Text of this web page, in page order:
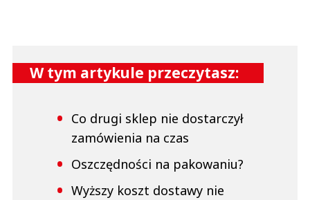
W tym artykule przeczytasz:
Co drugi sklep nie dostarczył
zamówienia na czas
Oszczędności na pakowaniu?
Wyższy koszt dostawy nie